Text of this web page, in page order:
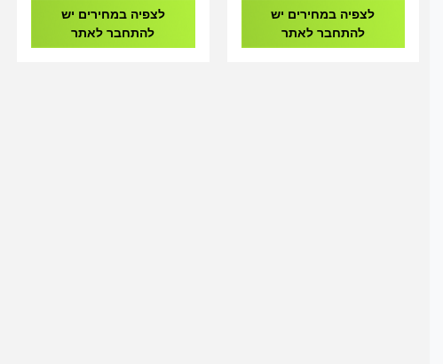
לצפיה במחירים יש
להתחבר לאתר
לצפיה במחירים יש
להתחבר לאתר